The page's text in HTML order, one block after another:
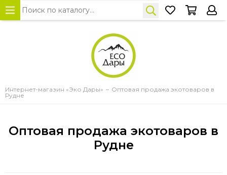
Интернет-магазин «Эко Дары»
Оптовая продажа экотоваров в
Рудне
Оптовая продажа экотоваров в
Рудне